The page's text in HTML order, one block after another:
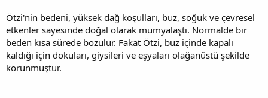
Ötzi'nin bedeni, yüksek dağ koşulları, buz, soğuk ve çevresel
etkenler sayesinde doğal olarak mumyalaştı. Normalde bir
beden kısa sürede bozulur. Fakat Ötzi, buz içinde kapalı
kaldığı için dokuları, giysileri ve eşyaları olağanüstü şekilde
korunmuştur.